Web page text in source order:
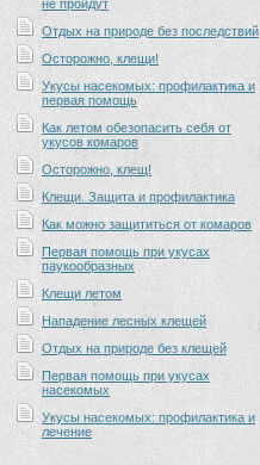
не пройдут
Отдых на природе без последствий
Осторожно, клещи!
Укусы насекомых: профилактика и
первая помощь
Как летом обезопасить себя от
укусов комаров
Осторожно, клещ!
Клещи. Защита и профилактика
Как можно защититься от комаров
Первая помощь при укусах
паукообразных
Клещи летом
Нападение лесных клещей
Отдых на природе без клещей
Первая помощь при укусах
насекомых
Укусы насекомых: профилактика и
лечение